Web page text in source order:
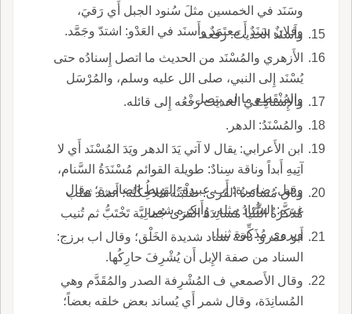
وسَنَد في الخمسين مثلَ سُنود الجبل أَي رَقيَ،
وفلانٌ سَنَدٌ أَ معتَمَدٌ وأَسنَد في العَدْو: اشتدّ وجَمَّد.
وأَسنَد الحديثَ: رفعه.
الأَزهري والمُسْنَد من الحديث ما اتصل إِسنادُه حتى
يُسْنَد إِلى النبي، صلى الل عليه وسلم، والمُرْسَل
والمُنْقَطِع ما لم يتصل.
والإِسنادِ في الحديث رَفْعُه إِلى قائله.
والمُسْنَدُ: الدهر.
ابن الأَعرابي: يقال لا آتي يَدَ الدهر ويَدَ المُسْنَد أَي لا
آتِيهِ أَبداً وناقة سِنادٌ: طويلة القوائم مُسْنَدَةُ السَّنام،
وقيل: ضامرة؛ أَب عبيدة: الهَبِيطُ الضامرة؛ وقال
غيره: السِّنادُ مثله، وأَنكره شمر.
وناق مُسانَدةُ القَرى: صُلْبَتُه مُلاحِكَتُه؛ أَنشد ثعلب
مُذَكَّرَةُ الثُّنْيا مُسانِدَةُ القَرَى جُمالِيَّة تَخْتَبُّ ثم تُنيب
ويروى مُذَكِّرة ثنيا.
أَبو عمرو: ناقة سناد شديدة الخَلْق؛ وقال اب برزج:
السناد من صفة الإِبل أَن يُشْرِفَ حارِكُها.
وقال الأَصمعي ف المُشْرِفة الصدر والمُقَدَّم وهي
المُسانِدَة، وقال شمر أَي يُساند بعض خلقه بعضاً؛